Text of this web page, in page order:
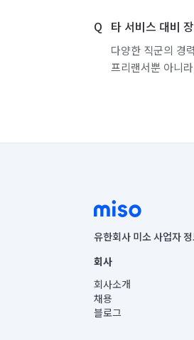
타 서비스 대비
다양한 직군의 경
프리랜서뿐 아니
유한회사 미소 사업자
사업자등록번호 : 291-
통신판매신고번호 :
대표이사 : CHING
주소 | 본사: 서울특별시
컨택센터 : 서울특별시
회사
회사소개
채용
블로그